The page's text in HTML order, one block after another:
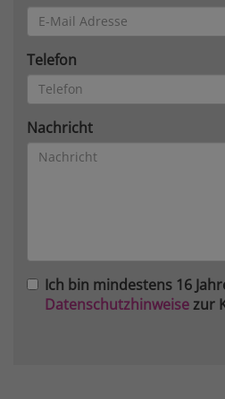
Telefon
Nachricht
Ich bin mindestens 16
Datenschutzhinweisezur